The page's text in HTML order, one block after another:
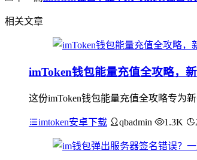
相关文章
imToken钱包能量充值全攻略，
这份imToken钱包能量充值全攻略专为
imtoken安卓下载 qbadmin 1.3K